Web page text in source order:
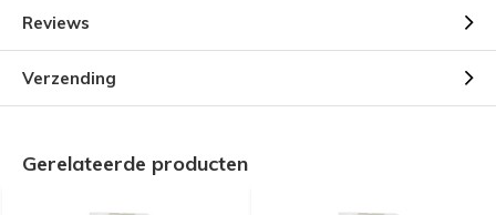
Reviews
Verzending
Gerelateerde producten